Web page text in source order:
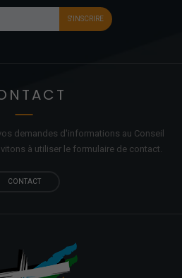
demandes d'informations au Conseil
à utiliser le formulaire de contact.
CONTACT